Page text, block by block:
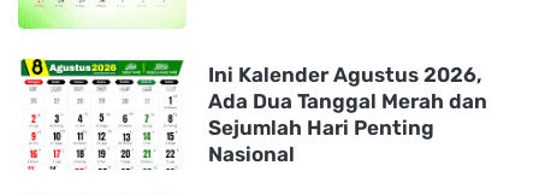
Ini Kalender Agustus 2026,
Ada Dua Tanggal Merah dan
Sejumlah Hari Penting
Nasional